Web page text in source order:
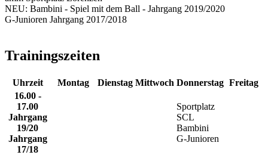
NEU: Bambini - Spiel mit dem Ball - Jahrgang 2019/2020
G-Junioren Jahrgang 2017/2018
Trainingszeiten
Uhrzeit Montag Dienstag Mittwoch Donnerstag Freitag
16.00 -
17.00
Jahrgang
19/20
Jahrgang
17/18
Sportplatz
SCL
Bambini
G-Junioren